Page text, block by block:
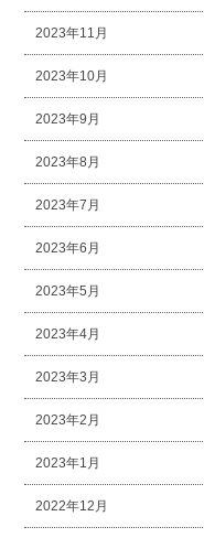
2023年11月
2023年10月
2023年9月
2023年8月
2023年7月
2023年6月
2023年5月
2023年4月
2023年3月
2023年2月
2023年1月
2022年12月